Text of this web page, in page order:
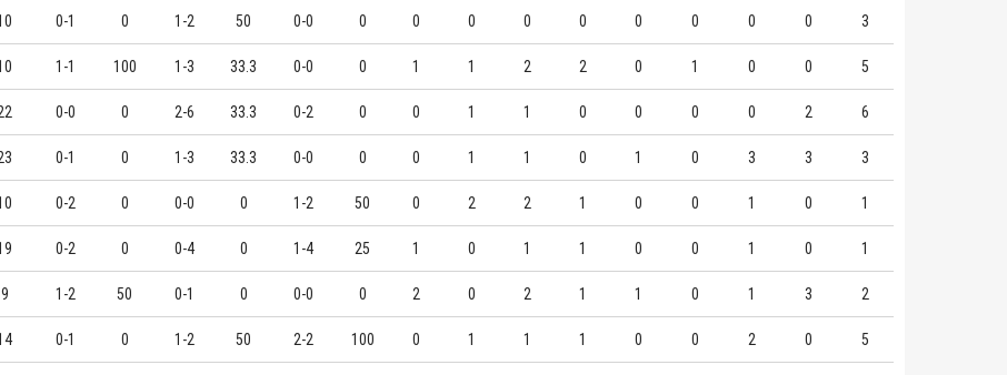
0-1 0 1-2 50 0-0 0 0 0 0 0 0 0 0 0 3
1-1 100 1-3 33.3 0-0 0 1 1 2 2 0 1 0 0 5
0-0 0 2-6 33.3 0-2 0 0 1 1 0 0 0 0 2 6
0-1 0 1-3 33.3 0-0 0 0 1 1 0 1 0 3 3 3
0-2 0 0-0 0 1-2 50 0 2 2 1 0 0 1 0 1
0-2 0 0-4 0 1-4 25 1 0 1 1 0 0 1 0 1
9 1-2 50 0-1 0 0-0 0 2 0 2 1 1 0 1 3 2
0-1 0 1-2 50 2-2 100 0 1 1 1 0 0 2 0 5